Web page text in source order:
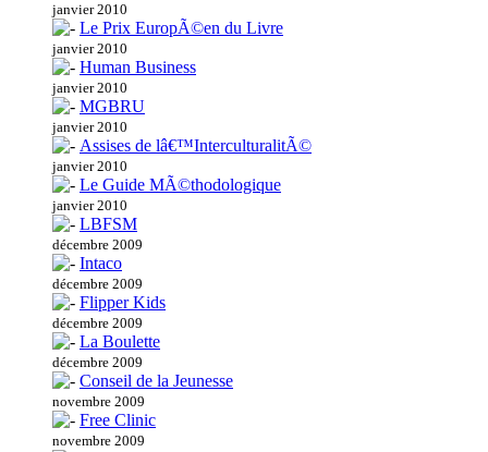
janvier 2010
Le Prix EuropÃ©en du Livre
janvier 2010
Human Business
janvier 2010
MGBRU
janvier 2010
Assises de lâ€™InterculturalitÃ©
janvier 2010
Le Guide MÃ©thodologique
janvier 2010
LBFSM
décembre 2009
Intaco
décembre 2009
Flipper Kids
décembre 2009
La Boulette
décembre 2009
Conseil de la Jeunesse
novembre 2009
Free Clinic
novembre 2009